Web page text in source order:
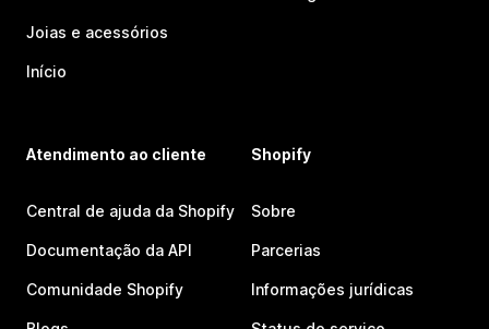
Joias e acessórios
Início
Atendimento ao cliente
Central de ajuda da Shopify
Documentação da API
Comunidade Shopify
Shopify
Sobre
Parcerias
Informações jurídicas